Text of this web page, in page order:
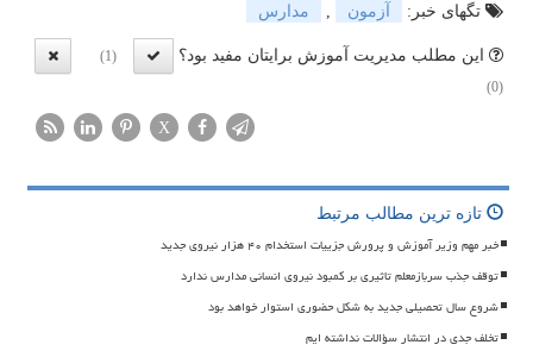
تگهای خبر:
آزمون , مدارس
این مطلب مدیریت آموزش برایتان مفید بود؟
(1)
(0)
X
تازه ترین مطالب مرتبط
خبر مهم وزیر آموزش و پرورش جزییات استخدام ۴۰ هزار نیروی جدید
توقف جذب سربازمعلم تاثیری بر کمبود نیروی انسانی مدارس ندارد
شروع سال تحصیلی جدید به شکل حضوری استوار خواهد بود
تخلف جدی در انتشار سؤالات نداشته ایم